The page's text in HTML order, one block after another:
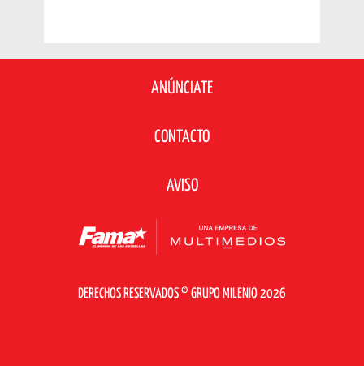
ANÚNCIATE
CONTACTO
AVISO
DERECHOS RESERVADOS © GRUPO MILENIO 2026